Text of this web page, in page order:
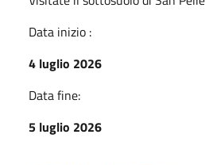
Data inizio :
4 luglio 2026
Data fine:
5 luglio 2026